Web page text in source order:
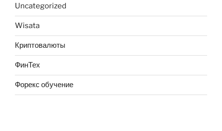
Uncategorized
Wisata
Криптовалюты
ФинТех
Форекс обучение